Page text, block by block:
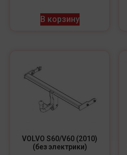
В корзину
VOLVO S60/V60 (2010)
(без электрики)